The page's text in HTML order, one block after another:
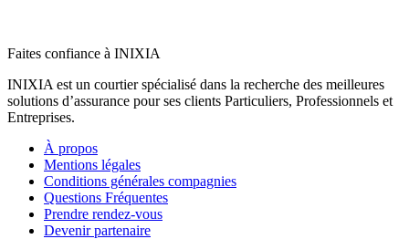
Faites confiance à INIXIA
INIXIA est un courtier spécialisé dans la recherche des meilleures
solutions d’assurance pour ses clients Particuliers, Professionnels et
Entreprises.
À propos
Mentions légales
Conditions générales compagnies
Questions Fréquentes
Prendre rendez-vous
Devenir partenaire